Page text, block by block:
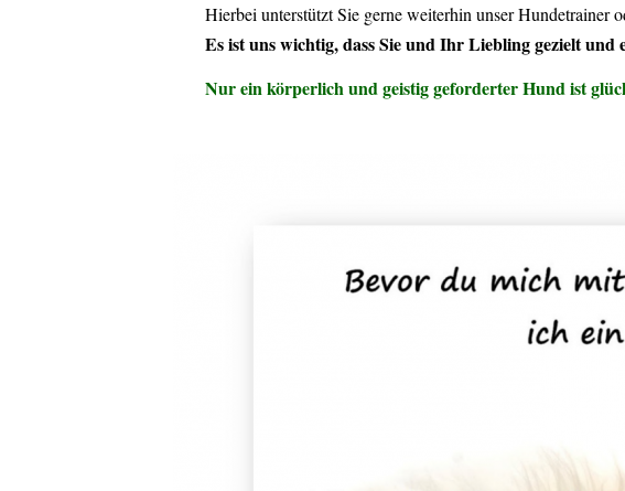
Hierbei unterstützt Sie gerne weiterhin unser Hundetrainer
Es ist uns wichtig, dass Sie und Ihr Liebling gezielt
Nur ein körperlich und geistig geforderter Hund ist